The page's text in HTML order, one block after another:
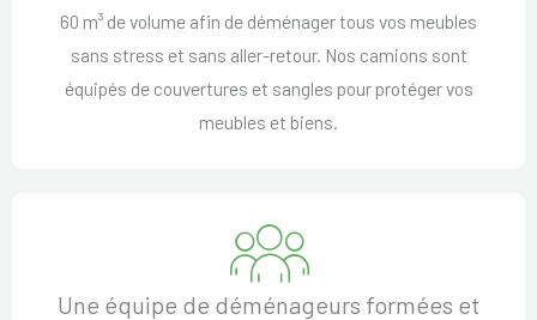
60 m³ de volume afin de déménager tous vos meubles
sans stress et sans aller-retour. Nos camions sont
équipés de couvertures et sangles pour protéger vos
meubles et biens.
Une équipe de déménageurs formées et